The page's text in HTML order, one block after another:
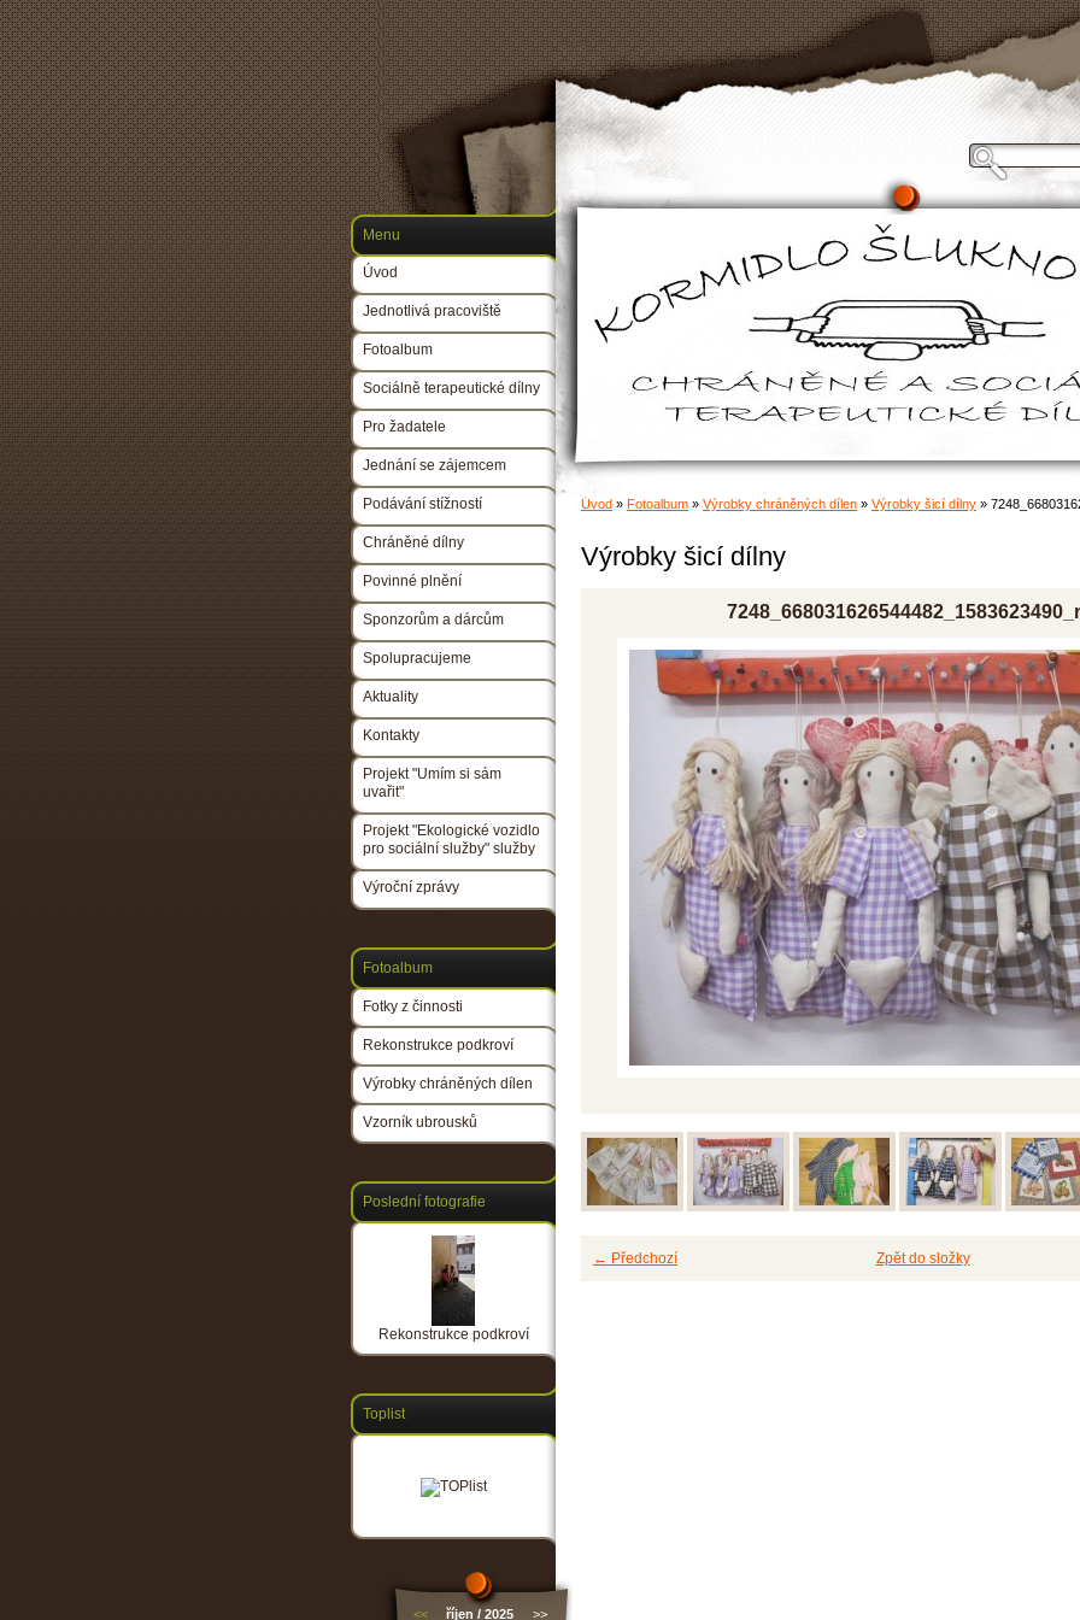
Úvod » Fotoalbum » Výrobky chráněných dílen » Výrobky šicí dílny »
Výrobky šicí dílny
← Předchozí Zpět do složky
Menu
Úvod
Jednotlivá pracoviště
Fotoalbum
Sociálně terapeutické dílny
Pro žadatele
Jednání se zájemcem
Podávání stížností
Chráněné dílny
Povinné plnění
Sponzorům a dárcům
Spolupracujeme
Aktuality
Kontakty
Projekt "Umím si sám
uvařit"
Projekt "Ekologické vozidlo
pro sociální služby" služby
Výroční zprávy
Fotoalbum
Fotky z činnosti
Rekonstrukce podkroví
Výrobky chráněných dílen
Vzorník ubrousků
Poslední fotografie
Rekonstrukce podkroví
Toplist
<< říjen / 2025 >>